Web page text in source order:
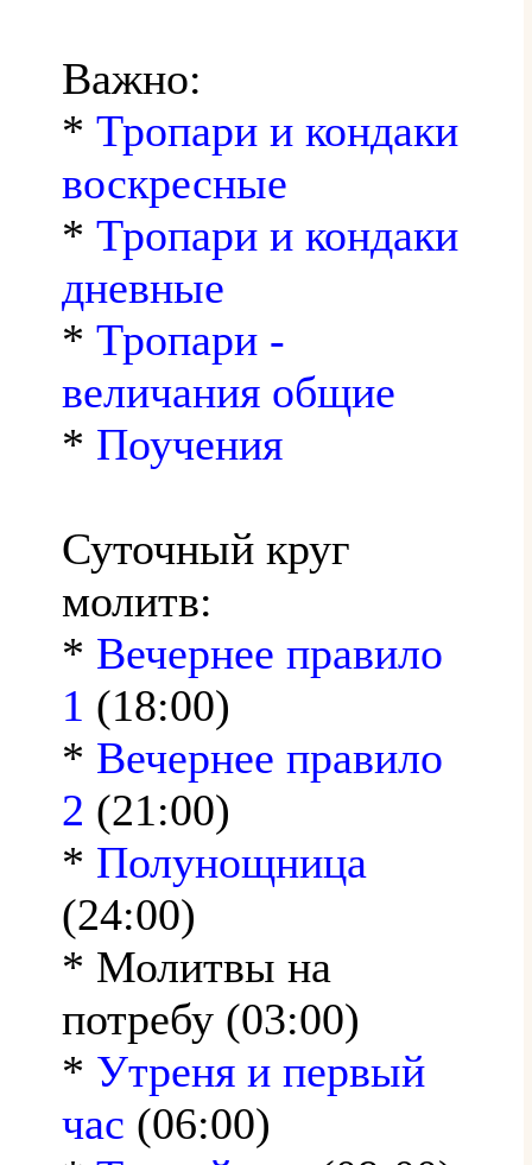
Важно:
* Тропари и кондаки
воскресные
* Тропари и кондаки
дневные
* Тропари -
величания общие
* Поучения
Суточный круг
молитв:
* Вечернее правило
1 (18:00)
* Вечернее правило
2 (21:00)
* Полунощница
(24:00)
* Молитвы на
потребу (03:00)
* Утреня и первый
час (06:00)